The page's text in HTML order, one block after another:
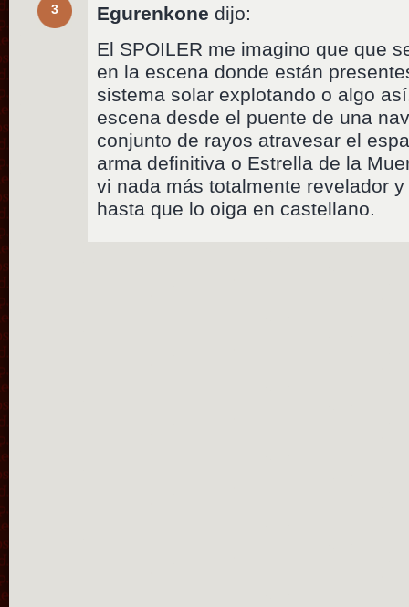
3 Egurenkone dijo:
El SPOILER me imagino que que
en la escena donde están
sistema solar explotando o algo
escena desde el puente de una
conjunto de rayos atravesar el
arma definitiva o Estrella de la
vi nada más totalmente revelador
hasta que lo oiga en castellano.